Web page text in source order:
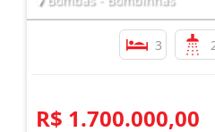
COBERTURA A VENDA EM
3